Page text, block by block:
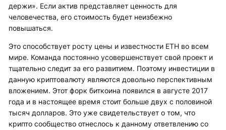
держи». Если актив представляет ценность для
человечества, его стоимость будет неизбежно
повышаться.
Это способствует росту цены и известности ETH во всем
мире. Команда постоянно усовершенствует свой проект и
тщательно следит за его развитием. Поэтому инвестиции в
данную криптовалюту являются довольно перспективным
вложением. Этот форк биткоина появился в августе 2017
года и в настоящее время стоит больше двух с половиной
тысяч долларов. Это уже свидетельствует о том, что
крипто сообщество отнеслось к данному ответвлению со